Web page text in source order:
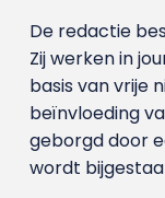
De redactie
Zij werken in
basis van vrije
beïnvloeding
geborgd door
wordt